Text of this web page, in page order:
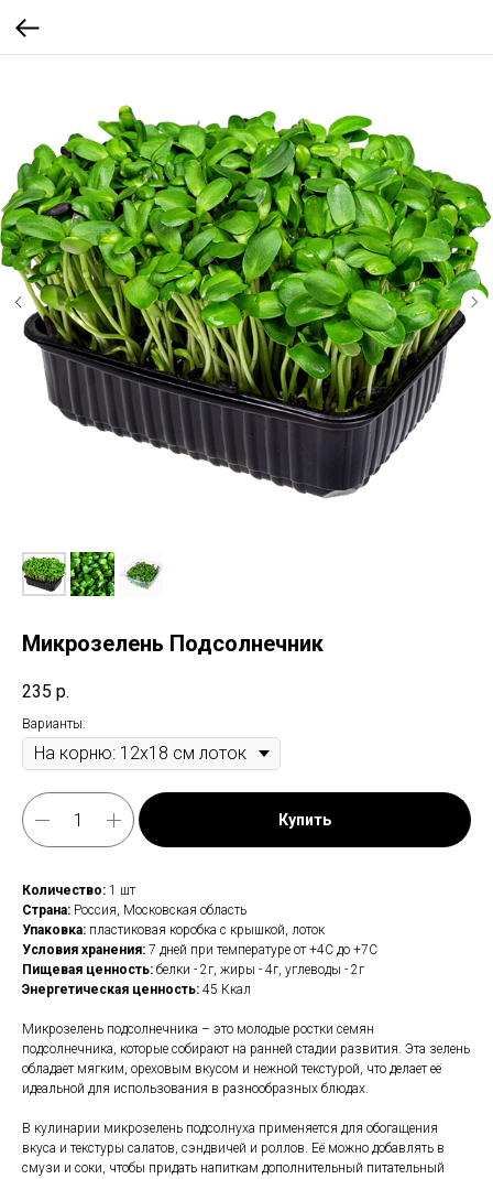
Микрозелень Подсолнечник
235 р.
Варианты:
Купить
Количество: 1 шт
Страна: Россия, Московская область
Упаковка: пластиковая коробка с крышкой, лоток
Условия хранения: 7 дней при температуре от +4С до +7С
Пищевая ценность: белки - 2г, жиры - 4г, углеводы - 2г
Энергетическая ценность: 45 Ккал
Микрозелень подсолнечника – это молодые ростки семян
подсолнечника, которые собирают на ранней стадии развития. Эта зелень
обладает мягким, ореховым вкусом и нежной текстурой, что делает её
идеальной для использования в разнообразных блюдах.
В кулинарии микрозелень подсолнуха применяется для обогащения
вкуса и текстуры салатов, сэндвичей и роллов. Её можно добавлять в
смузи и соки, чтобы придать напиткам дополнительный питательный